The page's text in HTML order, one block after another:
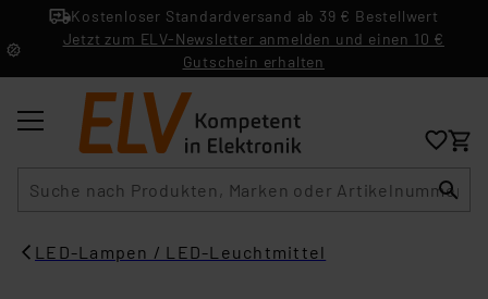
Kostenloser Standardversand ab 39 € Bestellwert
Jetzt zum ELV-Newsletter anmelden und einen 10 €
Gutschein erhalten
LED-Lampen / LED-Leuchtmittel